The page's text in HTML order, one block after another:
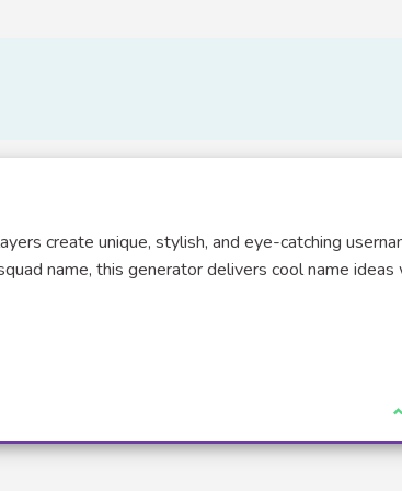
create unique, stylish, and eye-catching
name, this generator delivers cool name ideas